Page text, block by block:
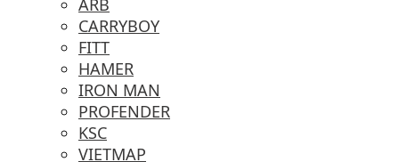
CARRYBOY
FITT
HAMER
IRON MAN
PROFENDER
KSC
VIETMAP